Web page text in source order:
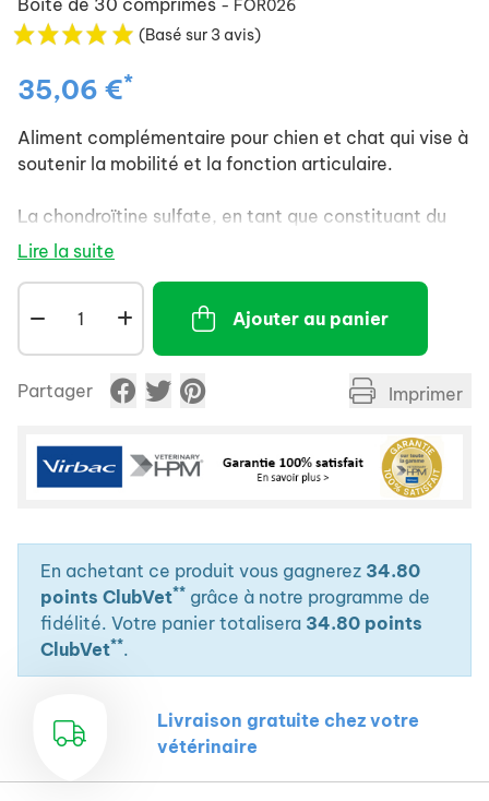
Boîte de 30 comprimés - FOR026
(Basé sur 3 avis)
35,06 €*
Aliment complémentaire pour chien et chat qui vise à
soutenir la mobilité et la fonction articulaire.
La chondroïtine sulfate, en tant que constituant du
cartilage, soutient les structures articulaires et la
Lire la suite
Ajouter au panier
Partager Imprimer
En achetant ce produit vous gagnerez 34.80
points ClubVet** grâce à notre programme de
fidélité. Votre panier totalisera 34.80 points
ClubVet**.
Livraison gratuite chez votre
vétérinaire